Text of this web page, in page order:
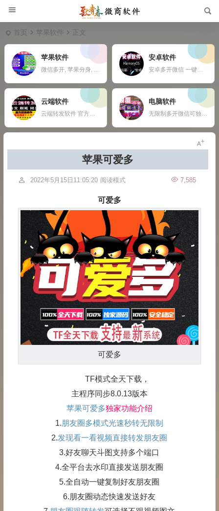
首页 苹果软件 正文
苹果软件
微信多开, 苹果分身, ios多开软件, 苹果一键转发,
安卓软件
安卓多开微信 一键转发 自动收款 钉钉定位打卡 任何APP多开定制
云端软件
云端转发软件 官方微信登录 自动跟随 24小时在线抢红包 自动收款 使用须知：您需要有两部手机或者一部手机一台电脑
电脑软件
无限制多开微信可独立同时操作 自动换群一键拉群 支持多群同时爆粉自动换群拉群 免打扰检测僵尸粉僵尸群自动退出 定时群发支持推送名片链接公众号 支持导入手机号添加 修复加群好友功能，无限制添加 新增自动换群自动进群 自动收款自动语音提示 自动通过好友申请
苹果可爱多
2022年5月15日11:05:20 7,585
阅读模式
可爱多
可爱多
TF模式全天下载，
主程序同步8.0.13版本
苹果可爱多独家功能介绍
1.朋友圈多模式光速秒转无限制
2.发现看一看视频直接转发朋友圈
3.好友聊天斗图支持多个端口
4.全平台去水印直接发送朋友圈
5.全自动一键复制好友朋友圈
6.朋友圈动态快速发送好友